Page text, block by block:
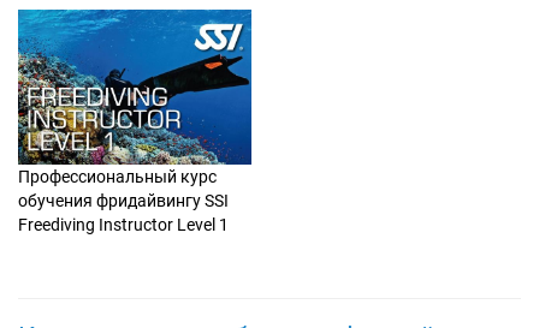
Профессиональный курс
обучения фридайвингу SSI
Freediving Instructor Level 1